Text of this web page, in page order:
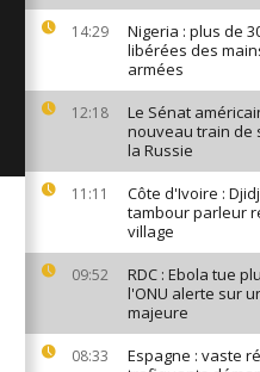
14:29
Nigeria : plus de
libérées des
armées
12:18
Le Sénat
nouveau train de
la Russie
11:11
Côte d'Ivoire :
tambour parleur
village
09:52
RDC : Ebola tue
l'ONU alerte sur
majeure
08:33
Espagne : vaste